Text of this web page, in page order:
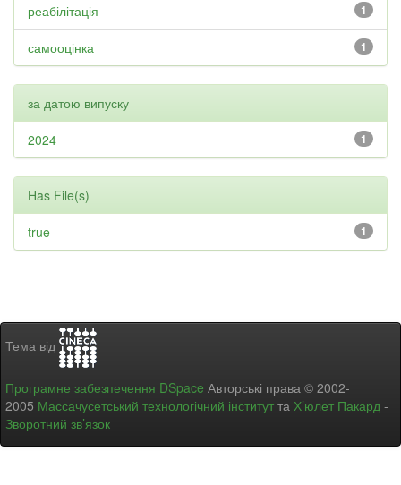
1
реабілітація
1
самооцінка
за датою випуску
1
2024
Has File(s)
1
true
Тема від
Програмне забезпечення DSpace Авторські права © 2002-
2005 Массачусетський технологічний інститут та Х’юлет Пакард -
Зворотний зв’язок